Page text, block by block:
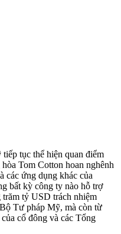
tục thể hiện quan điểm
Tom Cotton hoan nghênh
các ứng dụng khác của
bất kỳ công ty nào hỗ trợ
tỷ USD trách nhiệm
Tư pháp Mỹ, mà còn từ
cổ đông và các Tổng